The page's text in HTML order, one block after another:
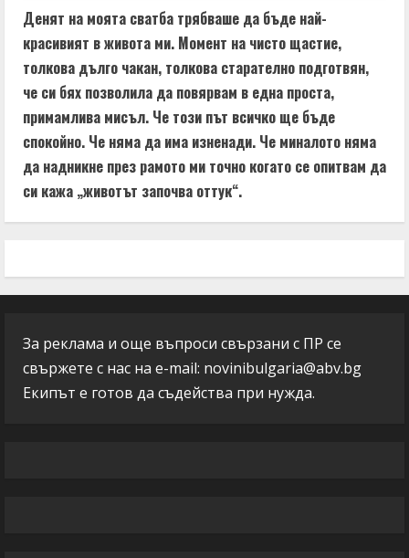
Денят на моята сватба трябваше да бъде най-
красивият в живота ми. Момент на чисто щастие,
толкова дълго чакан, толкова старателно подготвян,
че си бях позволила да повярвам в една проста,
примамлива мисъл. Че този път всичко ще бъде
спокойно. Че няма да има изненади. Че миналото няма
да надникне през рамото ми точно когато се опитвам да
си кажа „животът започва оттук“.
За реклама и още въпроси свързани с ПР се
свържете с нас на e-mail: novinibulgaria@abv.bg
Екипът е готов да съдейства при нужда.